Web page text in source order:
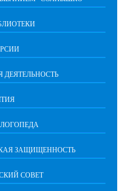
ЗАЩИЩЕННОСТЬ
СОВЕТ